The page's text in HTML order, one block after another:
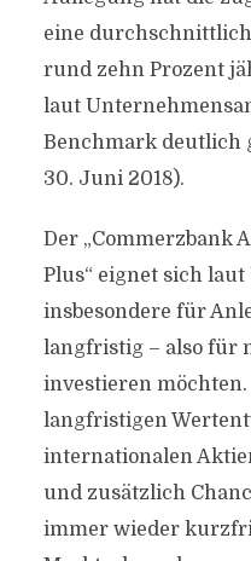
eine
rund zehn Prozent
laut
Benchmark deutlich
30. Juni 2018).
Der „Commerzbank
Plus“ eignet sich
insbesondere für
langfristig – also für
investieren möchten.
langfristigen
internationalen
und zusätzlich
immer wieder